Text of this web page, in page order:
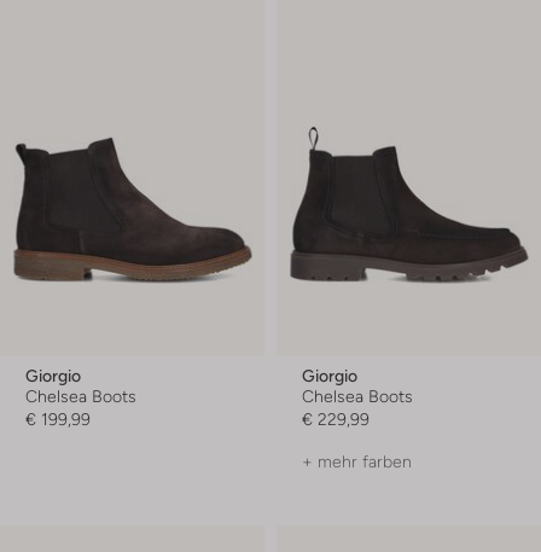
Giorgio
Chelsea Boots
€ 199,99
Giorgio
Chelsea Boots
€ 229,99
+ mehr farben